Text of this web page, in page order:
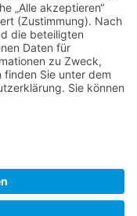
Zur Anzeige